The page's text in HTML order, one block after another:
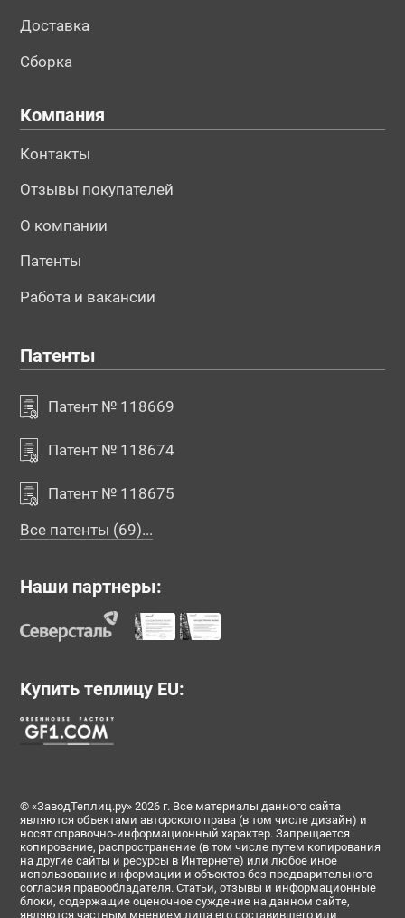
Доставка
Сборка
Компания
Контакты
Отзывы покупателей
О компании
Патенты
Работа и вакансии
Патенты
Патент № 118669
Патент № 118674
Патент № 118675
Все патенты (69)...
Наши партнеры:
Купить теплицу EU:
© «ЗаводТеплиц.ру» 2026 г. Все материалы данного сайта
являются объектами авторского права (в том числе дизайн) и
носят справочно-информационный характер. Запрещается
копирование, распространение (в том числе путем копирования
на другие сайты и ресурсы в Интернете) или любое иное
использование информации и объектов без предварительного
согласия правообладателя. Статьи, отзывы и информационные
блоки, содержащие оценочное суждение на данном сайте,
являются частным мнением лица его составившего или